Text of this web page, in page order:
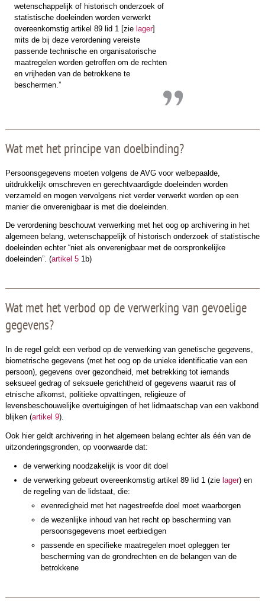
wetenschappelijk of historisch onderzoek of
statistische doeleinden worden verwerkt
overeenkomstig artikel 89 lid 1 [zie lager]
mits de bij deze verordening vereiste
passende technische en organisatorische
maatregelen worden getroffen om de rechten
en vrijheden van de betrokkene te
beschermen.”
Wat met het principe van doelbinding?
Persoonsgegevens moeten volgens de AVG voor welbepaalde,
uitdrukkelijk omschreven en gerechtvaardigde doeleinden worden
verzameld en mogen vervolgens niet verder verwerkt worden op een
manier die onverenigbaar is met die doeleinden.
De verordening beschouwt verwerking met het oog op archivering in het
algemeen belang, wetenschappelijk of historisch onderzoek of statistische
doeleinden echter “niet als onverenigbaar met de oorspronkelijke
doeleinden”. (artikel 51b)
Wat met het verbod op de verwerking van gevoelige
gegevens?
In de regel geldt een verbod op de verwerking van genetische gegevens,
biometrische gegevens (met het oog op de unieke identificatie van een
persoon), gegevens over gezondheid, met betrekking tot iemands
seksueel gedrag of seksuele gerichtheid of gegevens waaruit ras of
etnische afkomst, politieke opvattingen, religieuze of
levensbeschouwelijke overtuigingen of het lidmaatschap van een vakbond
blijken (artikel 9).
Ook hier geldt archivering in het algemeen belang echter als één van de
uitzonderingsgronden, op voorwaarde dat:
de verwerking noodzakelijk is voor dit doel
de verwerking gebeurt overeenkomstig artikel 89 lid 1 (zie lager) en
de regeling van de lidstaat, die:
evenredigheid met het nagestreefde doel moet waarborgen
de wezenlijke inhoud van het recht op bescherming van
persoonsgegevens moet eerbiedigen
passende en specifieke maatregelen moet opleggen ter
bescherming van de grondrechten en de belangen van de
betrokkene